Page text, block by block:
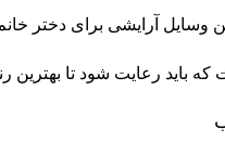
وسایل آرایشی برای دختر
باید رعایت شود تا بهترین